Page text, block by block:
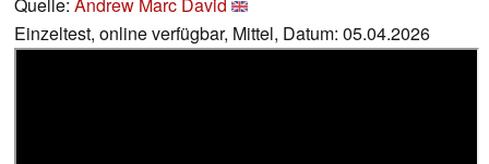
Quelle: Andrew Marc David
Einzeltest, online verfügbar, Mittel, Datum: 05.04.2026